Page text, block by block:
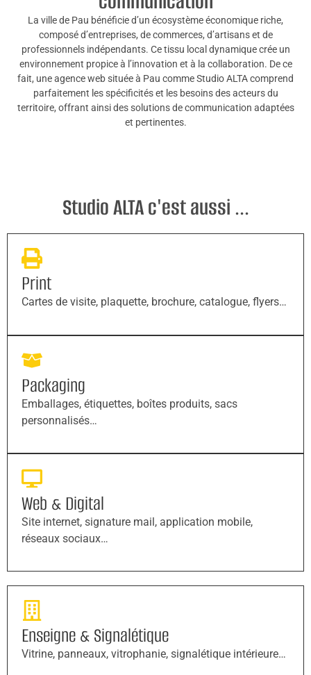
La ville de Pau bénéficie d’un écosystème économique riche,
composé d’entreprises, de commerces, d’artisans et de
professionnels indépendants. Ce tissu local dynamique crée un
environnement propice à l’innovation et à la collaboration. De ce
fait, une agence web située à Pau comme Studio ALTA comprend
parfaitement les spécificités et les besoins des acteurs du
territoire, offrant ainsi des solutions de communication adaptées
et pertinentes.
Studio ALTA c'est aussi ...
Print
Cartes de visite, plaquette, brochure, catalogue, flyers…
Packaging
Emballages, étiquettes, boîtes produits, sacs
personnalisés…
Web & Digital
Site internet, signature mail, application mobile,
réseaux sociaux…
Enseigne & Signalétique
Vitrine, panneaux, vitrophanie, signalétique intérieure…